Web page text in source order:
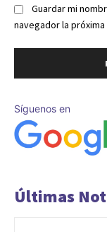
Guardar mi
navegador la
Síguenos en
Últimas